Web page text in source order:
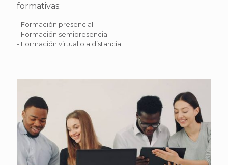
formativas:
- Formación presencial
- Formación semipresencial
- Formación virtual o a distancia